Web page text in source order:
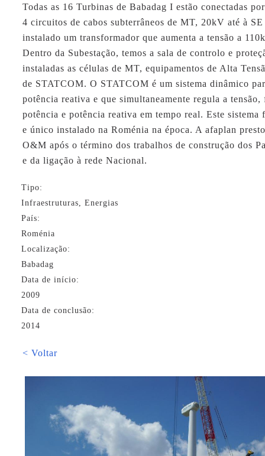
Todas as 16 Turbinas de Babadag I estão conectadas
4 circuitos de cabos subterrâneos de MT, 20kV até à SE
instalado um transformador que aumenta a tensão a
Dentro da Subestação, temos a sala de controlo e
instaladas as células de MT, equipamentos de Alta
de STATCOM. O STATCOM é um sistema dinâmico
potência reativa e que simultaneamente regula a tensão,
potência e potência reativa em tempo real. Este
e único instalado na Roménia na época. A afaplan
O&M após o término dos trabalhos de construção dos
e da ligação à rede Nacional.
Tipo:
Infraestruturas, Energias
País:
Roménia
Localização:
Babadag
Data de início:
2009
Data de conclusão:
2014
< Voltar